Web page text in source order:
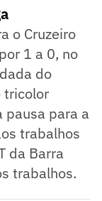
o Cruzeiro
1 a 0, no
do
tricolor
pausa para a
trabalhos
da Barra
trabalhos.